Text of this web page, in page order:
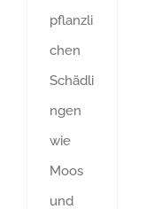
pflanzli
chen
Schädli
ngen
wie
Moos
und